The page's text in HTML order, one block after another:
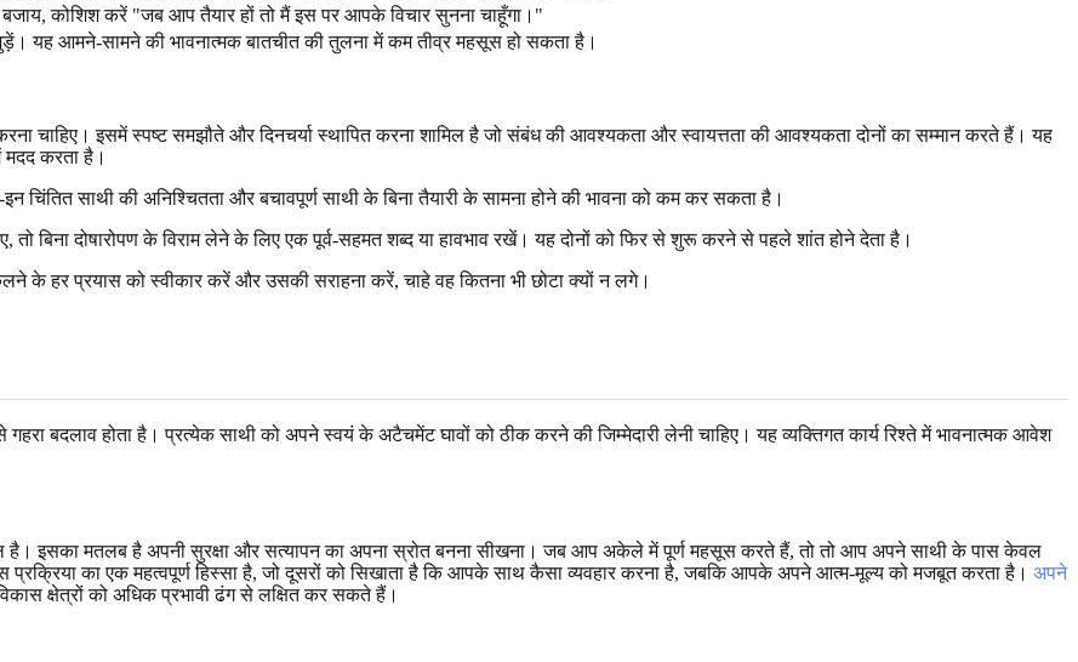
कोशिश करें "जब आप तैयार हों तो मैं इस पर आपके विचार सुनना चाहूँगा।"
यह आमने-सामने की भावनात्मक बातचीत की तुलना में कम तीव्र महसूस हो सकता है।
चाहिए। इसमें स्पष्ट समझौते और दिनचर्या स्थापित करना शामिल है जो संबंध की आवश्यकता और स्वायत्तता की आवश्यकता दोनों का सम्मान करते हैं। यह
करता है।
चिंतित साथी की अनिश्चितता और बचावपूर्ण साथी के बिना तैयारी के सामना होने की भावना को कम कर सकता है।
तो बिना दोषारोपण के विराम लेने के लिए एक पूर्व-सहमत शब्द या हावभाव रखें। यह दोनों को फिर से शुरू करने से पहले शांत होने देता है।
के हर प्रयास को स्वीकार करें और उसकी सराहना करें, चाहे वह कितना भी छोटा क्यों न लगे।
बदलाव होता है। प्रत्येक साथी को अपने स्वयं के अटैचमेंट घावों को ठीक करने की जिम्मेदारी लेनी चाहिए। यह व्यक्तिगत कार्य रिश्ते में भावनात्मक आवेश
है। इसका मतलब है अपनी सुरक्षा और सत्यापन का अपना स्रोत बनना सीखना। जब आप अकेले में पूर्ण महसूस करते हैं, तो तो आप अपने साथी के पास केवल
प्रक्रिया का एक महत्वपूर्ण हिस्सा है, जो दूसरों को सिखाता है कि आपके साथ कैसा व्यवहार करना है, जबकि आपके अपने आत्म-मूल्य को मजबूत करता है। अपने
क्षेत्रों को अधिक प्रभावी ढंग से लक्षित कर सकते हैं।